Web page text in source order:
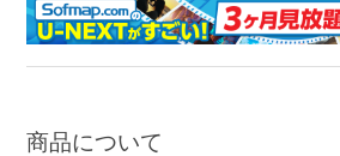
商品について